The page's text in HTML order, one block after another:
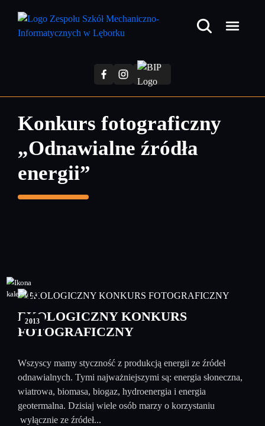
treści
Konkurs fotograficzny
„Odnawialne źródła
energii”
19
2013
EKOLOGICZNY KONKURS
FOTOGRAFICZNY
Wszyscy mamy styczność z produkcją energii ze źródeł
odnawialnych. Tymi najważniejszymi są: energia słoneczna,
wiatrowa, biomasa, biogaz, hydroenergia i energia
geotermalna. Dzisiaj wiele osób marzy o korzystaniu
wyłącznie ze źródeł...